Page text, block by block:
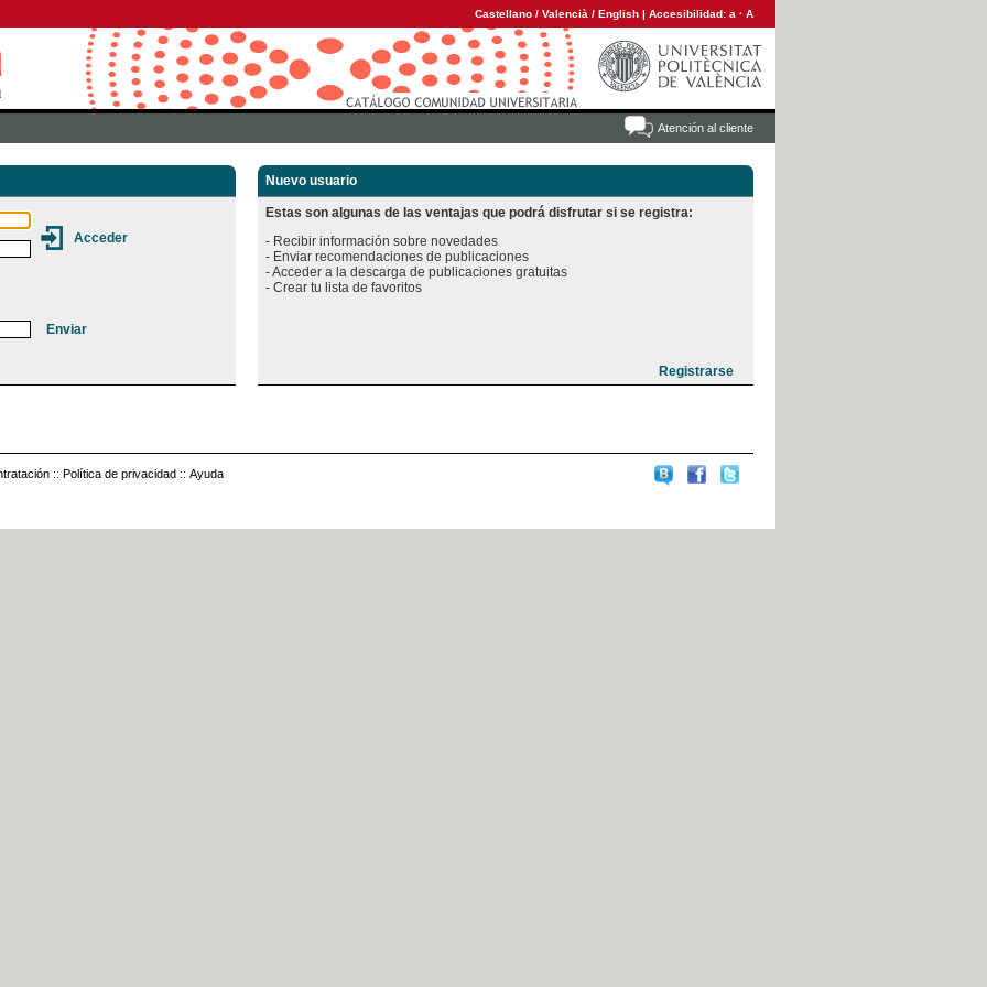
Castellano / Valencià / English | Accesibilidad: a · A
Atención al cliente
Nuevo usuario
Estas son algunas de las ventajas que podrá disfrutar si se registra:
- Recibir información sobre novedades
- Enviar recomendaciones de publicaciones
- Acceder a la descarga de publicaciones gratuitas
:: Política de privacidad :: Ayuda